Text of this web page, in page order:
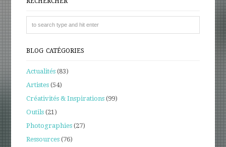
BLOG CATÉGORIES
Actualités (83)
Artistes (54)
Créativités & Inspirations (99)
Outils (21)
Photographies (27)
Ressources (76)